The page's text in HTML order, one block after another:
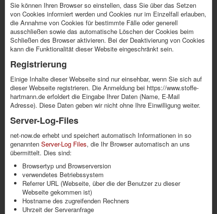
Sie können Ihren Browser so einstellen, dass Sie über das Setzen
von Cookies informiert werden und Cookies nur im Einzelfall erlauben,
die Annahme von Cookies für bestimmte Fälle oder generell
ausschließen sowie das automatische Löschen der Cookies beim
Schließen des Browser aktivieren. Bei der Deaktivierung von Cookies
kann die Funktionalität dieser Website eingeschränkt sein.
Registrierung
Einige Inhalte dieser Webseite sind nur einsehbar, wenn Sie sich auf
dieser Webseite registrieren. Die Anmeldung bei https://www.stoffe-
hartmann.de erfoldert die Eingabe Ihrer Daten (Name, E-Mail
Adresse). Diese Daten geben wir nicht ohne Ihre Einwilligung weiter.
Server-Log-Files
net-now.de erhebt und speichert automatisch Informationen in so
genannten Server-Log Files, die Ihr Browser automatisch an uns
übermittelt. Dies sind:
Browsertyp und Browserversion
verwendetes Betriebssystem
Referrer URL (Webseite, über die der Benutzer zu dieser
Webseite gekommen ist)
Hostname des zugreifenden Rechners
Uhrzeit der Serveranfrage